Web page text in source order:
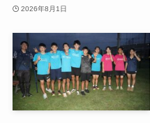
2026年8月1日